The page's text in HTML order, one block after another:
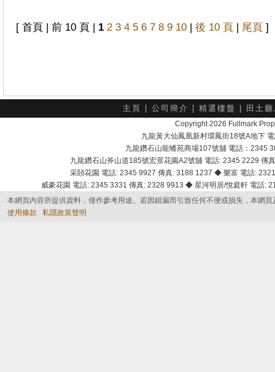
[ 首頁 | 前 10 頁 | 1 2 3 4 5 6 7 8 9 10 | 後 10 頁 | 尾頁 ]
主頁 公司簡介 精選樓盤 田土
Copyright 2026 Fullmark
九龍黃大仙鳳凰新村環鳳街18號A地下
九龍鑽石山龍蟠苑商場107號舖 電話：2345
九龍鑽石山斧山道185號宏景花園A2號舖 電話: 2345 2229
采頣花園 電話: 2345 9927 傳真: 3188 1237 ◆ 樂富 電話:
威豪花園 電話: 2345 3331 傳真: 2328 9913 ◆ 星河明居/悅庭軒 電話
本網頁內容所提供資料，僅作參考用途。若因錯漏而引致任何不便或損失，本網
使用條款
私隱政策聲明